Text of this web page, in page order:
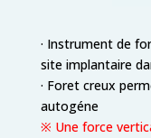
· Instrument de
site implantaire
· Foret creux
autogéne
※ Une force